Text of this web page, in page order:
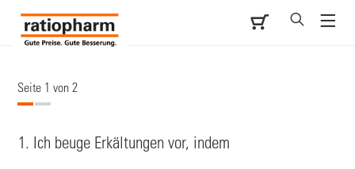
Seite 1 von 2
1. Ich beuge Erkältungen vor, indem